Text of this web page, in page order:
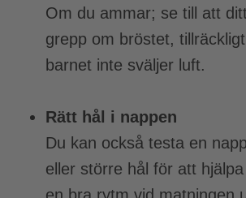
Om du ammar; se till att
grepp om bröstet,
barnet inte sväljer luft.
Rätt hål i nappen
Du kan också testa en
eller större hål för att